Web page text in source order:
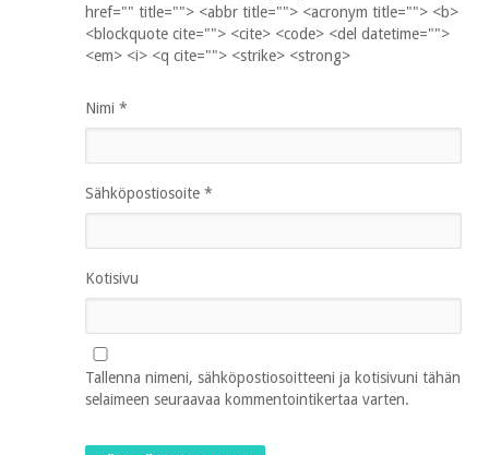
href="" title=""> <abbr title=""> <acronym title=""> <b>
<blockquote cite=""> <cite> <code> <del datetime="">
<em> <i> <q cite=""> <strike> <strong>
Nimi *
Sähköpostiosoite *
Kotisivu
Tallenna nimeni, sähköpostiosoitteeni ja kotisivuni tähän
selaimeen seuraavaa kommentointikertaa varten.